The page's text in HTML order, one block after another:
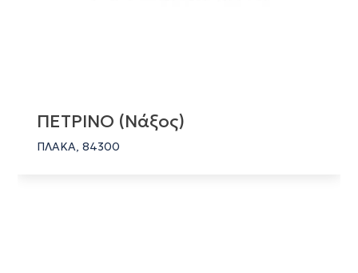
ΠΕΤΡΙΝΟ (Νάξος)
ΠΛΑΚΑ, 84300